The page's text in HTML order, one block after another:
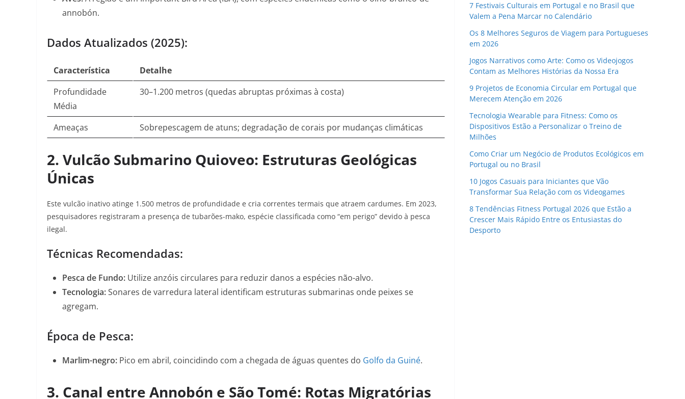
annobón.
Dados Atualizados (2025):
Característica
Detalhe
Profundidade
Média
30–1.200 metros (quedas abruptas próximas à costa)
Ameaças Sobrepescagem de atuns; degradação de corais por mudanças climáticas
2. Vulcão Submarino Quioveo: Estruturas Geológicas
Únicas
Este vulcão inativo atinge 1.500 metros de profundidade e cria correntes termais que atraem cardumes. Em 2023,
pesquisadores registraram a presença de tubarões-mako, espécie classificada como “em perigo” devido à pesca
ilegal.
Técnicas Recomendadas:
Pesca de Fundo: Utilize anzóis circulares para reduzir danos a espécies não-alvo.
Tecnologia:Sonares de varredura lateral identificam estruturas submarinas onde peixes se
agregam.
Época de Pesca:
Marlim-negro: Pico em abril, coincidindo com a chegada de águas quentes do Golfo da Guiné.
3. Canal entre Annobón e São Tomé: Rotas Migratórias
7 Festivais Culturais em Portugal e no Brasil que
Valem a Pena Marcar no Calendário
Os 8 Melhores Seguros de Viagem para Portugueses
em 2026
Jogos Narrativos como Arte: Como os Videojogos
Contam as Melhores Histórias da Nossa Era
9 Projetos de Economia Circular em Portugal que
Merecem Atenção em 2026
Tecnologia Wearable para Fitness: Como os
Dispositivos Estão a Personalizar o Treino de
Milhões
Como Criar um Negócio de Produtos Ecológicos em
Portugal ou no Brasil
10 Jogos Casuais para Iniciantes que Vão
Transformar Sua Relação com os Videogames
8 Tendências Fitness Portugal 2026 que Estão a
Crescer Mais Rápido Entre os Entusiastas do
Desporto